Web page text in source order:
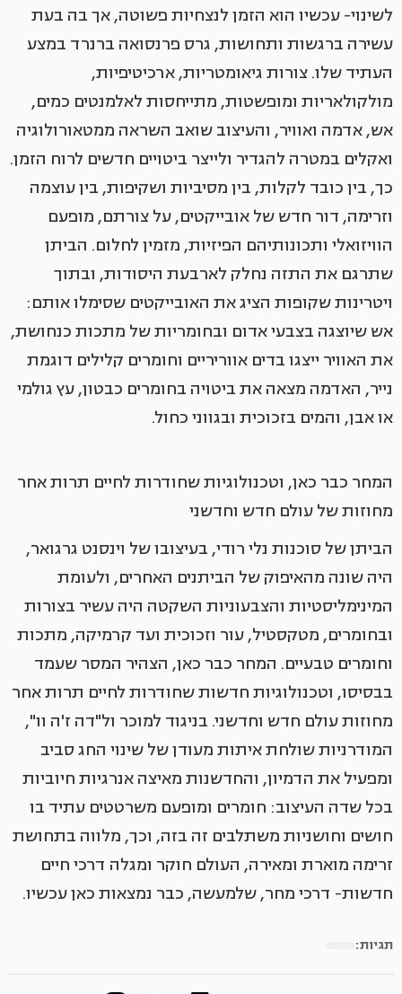
לשינוי- עכשיו הוא הזמן לנצחיות פשוטה, אך בה בעת
עשירה ברגשות ותחושות, גרס פרנסואה ברנרד במצע
העתיד שלו. צורות גיאומטריות, ארכיטיפיות,
מולקולאריות ומופשטות, מתייחסות לאלמנטים כמים,
אש, אדמה ואוויר, והעיצוב שואב השראה ממטאורולוגיה
ואקלים במטרה להגדיר ולייצר ביטויים חדשים לרוח הזמן.
כך, בין כובד לקלות, בין מסיביות ושקיפות, בין עוצמה
וזרימה, דור חדש של אובייקטים, על צורתם, מופעם
הוויזואלי ותכונותיהם הפיזיות, מזמין לחלום. הביתן
שתרגם את התזה נחלק לארבעת היסודות, ובתוך
ויטרינות שקופות הציג את האובייקטים שסימלו אותם:
אש שיוצגה בצבעי אדום ובחומריות של מתכות כנחושת,
את האוויר ייצגו בדים אווריריים וחומרים קלילים דוגמת
נייר, האדמה מצאה את ביטויה בחומרים כבטון, עץ גולמי
או אבן, והמים בזכוכית ובגווני כחול.
המחר כבר כאן, וטכנולוגיות שחודרות לחיים תרות אחר
מחוזות של עולם חדש וחדשני
הביתן של סוכנות נלי רודי, בעיצובו של וינסנט גרגואר,
היה שונה מהאיפוק של הביתנים האחרים, ולעומת
המינימליסטיות והצבעוניות השקטה היה עשיר בצורות
ובחומרים, מטקסטיל, עור וזכוכית ועד קרמיקה, מתכות
וחומרים טבעיים. המחר כבר כאן, הצהיר המסר שעמד
בבסיסו, וטכנולוגיות חדשות שחודרות לחיים תרות אחר
מחוזות עולם חדש וחדשני. בניגוד למוכר ול"דה ז'ה וו",
המודרניות שולחת איתות מעודן של שינוי החג סביב
ומפעיל את הדמיון, והחדשנות מאיצה אנרגיות חיוביות
בכל שדה העיצוב: חומרים ומופעם משרטטים עתיד בו
חושים וחושניות משתלבים זה בזה, וכך, מלווה בתחושת
זרימה מוארת ומאירה, העולם חוקר ומגלה דרכי חיים
חדשות- דרכי מחר, שלמעשה, כבר נמצאות כאן עכשיו.
תגיות: